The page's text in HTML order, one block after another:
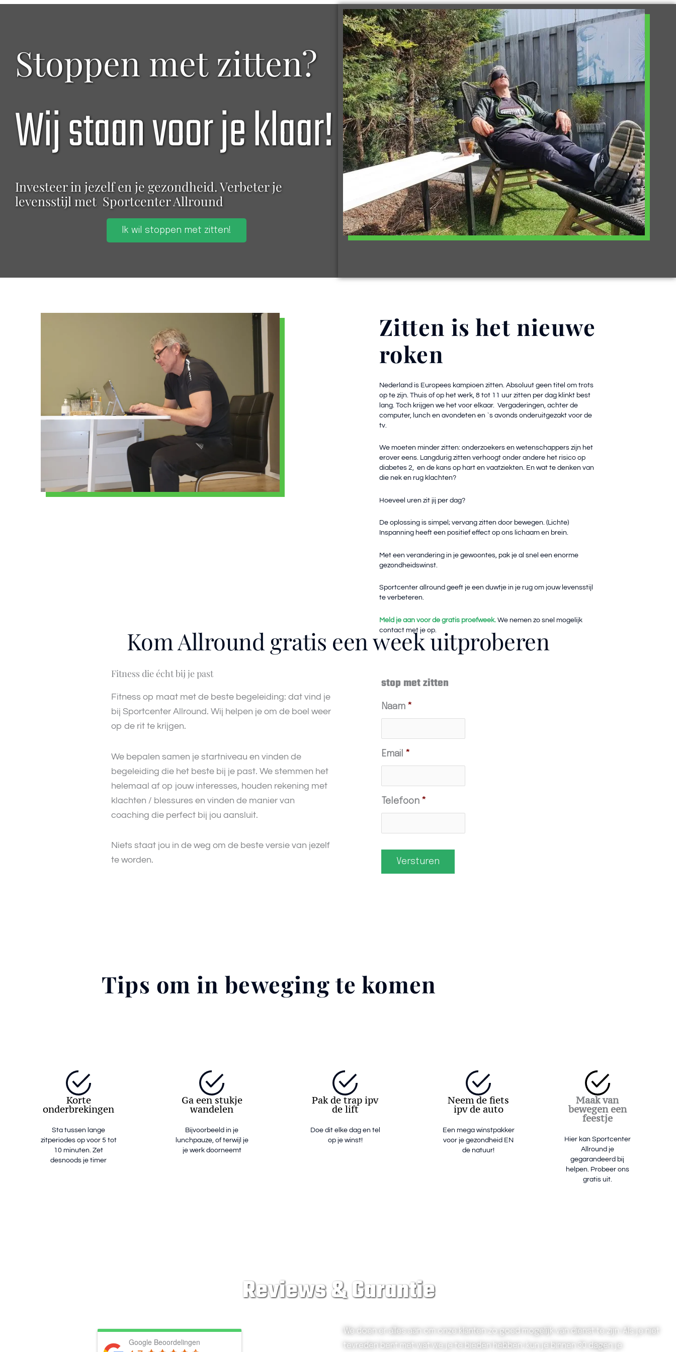
Stoppen met zitten?
Wij staan voor je klaar!
Investeer in jezelf en je gezondheid. Verbeter je
levensstijl met Sportcenter Allround
Ik wil stoppen met zitten!
Zitten is het nieuwe
roken
Nederland is Europees kampioen zitten. Absoluut geen titel om trots
op te zijn. Thuis of op het werk, 8 tot 11 uur zitten per dag klinkt best
lang. Toch krijgen we het voor elkaar. Vergaderingen, achter de
computer, lunch en avondeten en `s avonds onderuitgezakt voor de
tv.
We moeten minder zitten: onderzoekers en wetenschappers zijn het
erover eens. Langdurig zitten verhoogt onder andere het risico op
diabetes 2, en de kans op hart en vaatziekten. En wat te denken van
die nek en rug klachten?
Hoeveel uren zit jij per dag?
De oplossing is simpel; vervang zitten door bewegen. (Lichte)
Inspanning heeft een positief effect op ons lichaam en brein.
Met een verandering in je gewoontes, pak je al snel een enorme
gezondheidswinst.
Sportcenter allround geeft je een duwtje in je rug om jouw levensstijl
te verbeteren.
Meld je aan voor de gratis proefweek. We nemen zo snel mogelijk
contact met je op.
Kom Allround gratis een week uitproberen
Fitness die écht bij je past
Fitness op maat met de beste begeleiding: dat vind je
bij Sportcenter Allround. Wij helpen je om de boel weer
op de rit te krijgen.
We bepalen samen je startniveau en vinden de
begeleiding die het beste bij je past. We stemmen het
helemaal af op jouw interesses, houden rekening met
klachten / blessures en vinden de manier van
coaching die perfect bij jou aansluit.
Niets staat jou in de weg om de beste versie van jezelf
te worden.
stop met zitten
Naam *
Email *
Telefoon *
Tips om in beweging te komen
Korte
onderbrekingen
Sta tussen lange
zitperiodes op voor 5 tot
10 minuten. Zet
desnoods je timer
Ga een stukje
wandelen
Bijvoorbeeld in je
lunchpauze, of terwijl je
je werk doorneemt
Pak de trap ipv
de lift
Doe dit elke dag en tel
op je winst!
Neem de fiets
ipv de auto
Een mega winstpakker
voor je gezondheid EN
de natuur!
Maak van
bewegen een
feestje
Hier kan Sportcenter
Allround je
gegarandeerd bij
helpen. Probeer ons
gratis uit.
Reviews & Garantie
Google Beoordelingen
We doen er alles aan om onze klanten zo goed mogelijk van dienst te zijn. Als je niet
tevreden bent met wat we je te bieden hebben, kun je binnen 30 dagen je